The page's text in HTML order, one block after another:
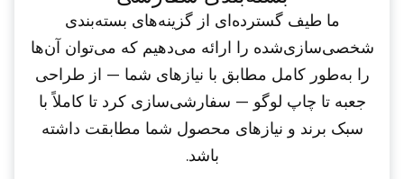
ما طیف گسترده‌ای از گزینه‌های بسته‌بندی
شخصی‌سازی‌شده را ارائه می‌دهیم که می‌توان آن‌ها
را به‌طور کامل مطابق با نیازهای شما — از طراحی
جعبه تا چاپ لوگو — سفارشی‌سازی کرد تا کاملاً با
سبک برند و نیازهای محصول شما مطابقت داشته
باشد.